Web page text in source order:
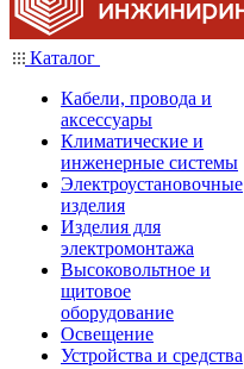
Каталог
Кабели, провода и
аксессуары
Климатические и
инженерные системы
Электроустановочные
изделия
Изделия для
электромонтажа
Высоковольтное и
щитовое
оборудование
Освещение
Устройства и средства